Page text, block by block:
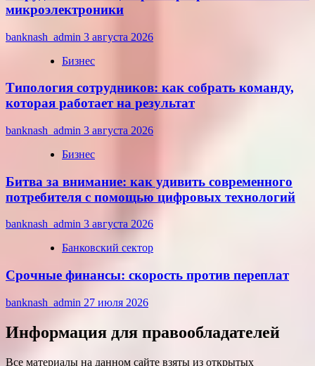
микроэлектроники
banknash_admin 3 августа 2026
Бизнес
Типология сотрудников: как собрать команду,
которая работает на результат
banknash_admin 3 августа 2026
Бизнес
Битва за внимание: как удивить современного
потребителя с помощью цифровых технологий
banknash_admin 3 августа 2026
Банковский сектор
Срочные финансы: скорость против переплат
banknash_admin 27 июля 2026
Информация для правообладателей
Все материалы на данном сайте взяты из открытых